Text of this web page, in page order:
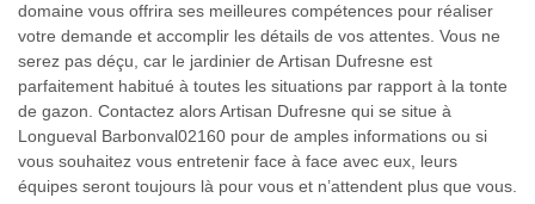
domaine vous offrira ses meilleures compétences pour réaliser
votre demande et accomplir les détails de vos attentes. Vous ne
serez pas déçu, car le jardinier de Artisan Dufresne est
parfaitement habitué à toutes les situations par rapport à la tonte
de gazon. Contactez alors Artisan Dufresne qui se situe à
Longueval Barbonval02160 pour de amples informations ou si
vous souhaitez vous entretenir face à face avec eux, leurs
équipes seront toujours là pour vous et n’attendent plus que vous.